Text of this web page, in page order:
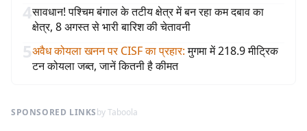
4सावधान! पश्चिम बंगाल के तटीय क्षेत्र में बन रहा कम दबाव का
क्षेत्र, 8 अगस्त से भारी बारिश की चेतावनी
5अवैध कोयला खनन पर CISF का प्रहार: मुगमा में 218.9 मीट्रिक
टन कोयला जब्त, जानें कितनी है कीमत
SPONSORED LINKSby Taboola